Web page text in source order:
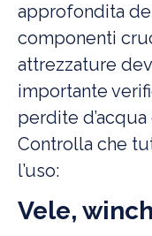
approfondita
componenti
attrezzature
importante
perdite
Controlla che
l’uso:
Vele,